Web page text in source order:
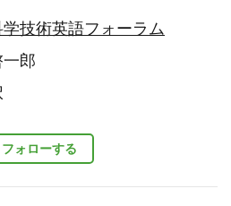
フォローする
技術英語フォーラム
郎